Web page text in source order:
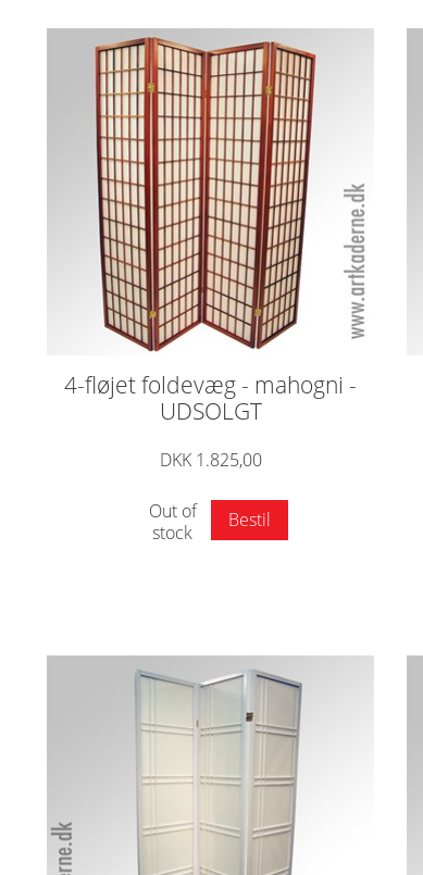
4-fløjet foldevæg - mahogni -
UDSOLGT
DKK 1.825,00
Out of
stock
Bestil